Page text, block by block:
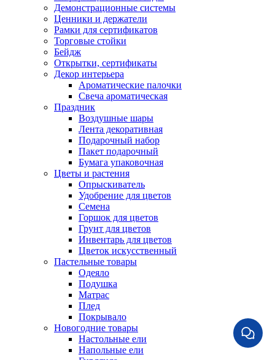
Демонстрационные системы
Ценники и держатели
Рамки для сертификатов
Торговые стойки
Бейдж
Открытки, сертификаты
Декор интерьера
Ароматические палочки
Свеча ароматическая
Праздник
Воздушные шары
Лента декоративная
Подарочный набор
Пакет подарочный
Бумага упаковочная
Цветы и растения
Опрыскиватель
Удобрение для цветов
Семена
Горшок для цветов
Грунт для цветов
Инвентарь для цветов
Цветок искусственный
Пастельные товары
Одеяло
Подушка
Матрас
Плед
Покрывало
Новогодние товары
Настольные ели
Напольные ели